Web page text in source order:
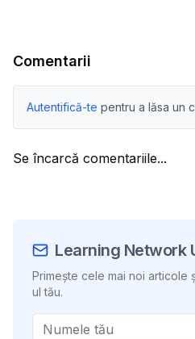
Comentarii
Autentifică-te pentru a lăsa un
Se încarcă comentariile...
Learning Network
Primește cele mai noi articole
ul tău.